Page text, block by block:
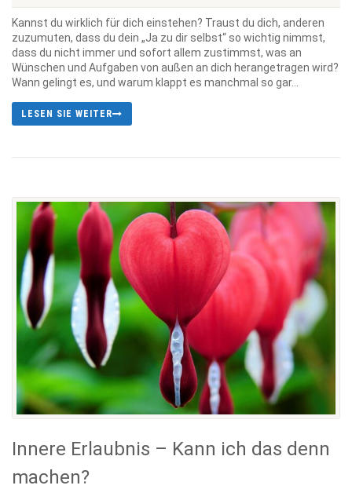
Kannst du wirklich für dich einstehen? Traust du dich, anderen
zuzumuten, dass du dein „Ja zu dir selbst“ so wichtig nimmst,
dass du nicht immer und sofort allem zustimmst, was an
Wünschen und Aufgaben von außen an dich herangetragen wird?
Wann gelingt es, und warum klappt es manchmal so gar...
LESEN SIE WEITER
Innere Erlaubnis – Kann ich das denn
machen?